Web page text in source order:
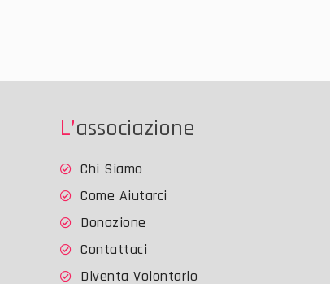
L’associazione
Chi Siamo
Come Aiutarci
Donazione
Contattaci
Diventa Volontario